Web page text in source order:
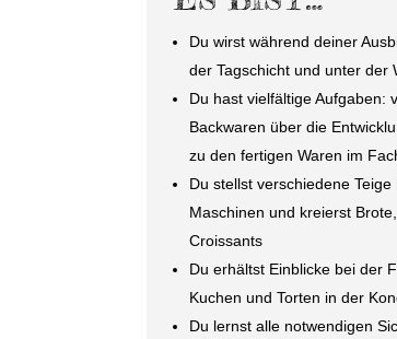
Du wirst während deiner
der Tagschicht und unter der
Du hast vielfältige Aufgaben:
Backwaren über die
zu den fertigen Waren im
Du stellst verschiedene
Maschinen und kreierst
Croissants
Du erhältst Einblicke bei der
Kuchen und Torten in der
Du lernst alle notwendigen